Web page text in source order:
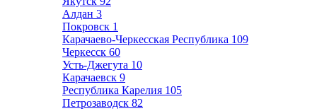
Алдан 3
Покровск 1
Карачаево-Черкесская Республика 109
Черкесск 60
Усть-Джегута 10
Карачаевск 9
Республика Карелия 105
Петрозаводск 82